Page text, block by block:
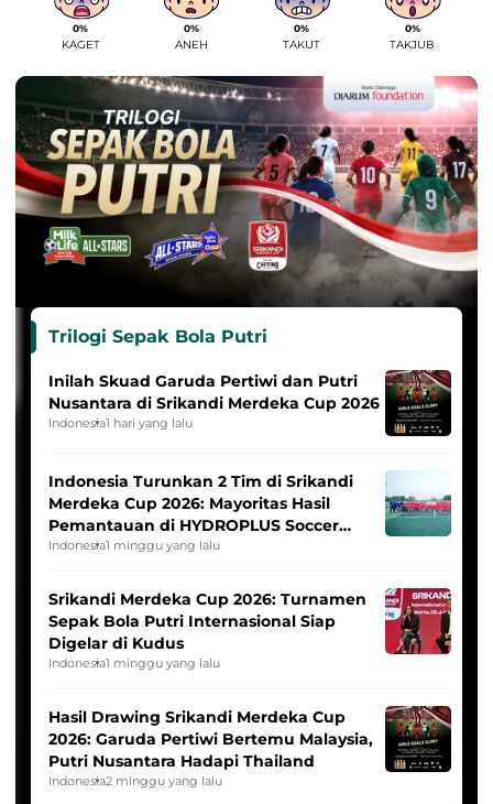
0%
KAGET
0%
ANEH
0%
TAKUT
0%
TAKJUB
Trilogi Sepak Bola Putri
Inilah Skuad Garuda Pertiwi dan Putri
Nusantara di Srikandi Merdeka Cup 2026
Indonesia1 hari yang lalu
Indonesia Turunkan 2 Tim di Srikandi
Merdeka Cup 2026: Mayoritas Hasil
Pemantauan di HYDROPLUS Soccer
League
Indonesia1 minggu yang lalu
Srikandi Merdeka Cup 2026: Turnamen
Sepak Bola Putri Internasional Siap
Digelar di Kudus
Indonesia1 minggu yang lalu
Hasil Drawing Srikandi Merdeka Cup
2026: Garuda Pertiwi Bertemu Malaysia,
Putri Nusantara Hadapi Thailand
Indonesia2 minggu yang lalu